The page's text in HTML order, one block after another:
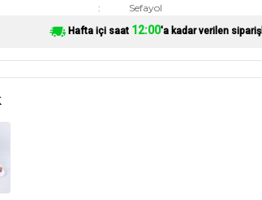
Sefayol
Hafta içi saat 12:00'a kadar verilen